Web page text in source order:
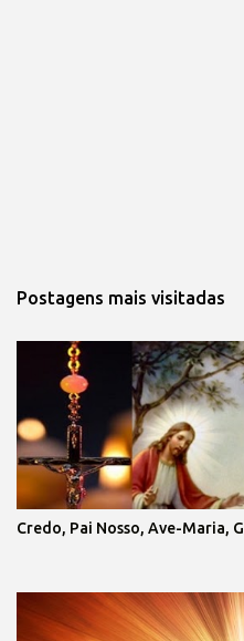
Postagens mais visitadas
Credo, Pai Nosso, Ave-Maria,